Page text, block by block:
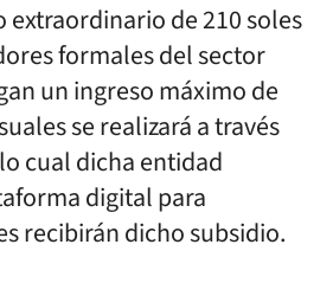
extraordinario de 210 soles
formales del sector
un ingreso máximo de
se realizará a través
cual dicha entidad
digital para
recibirán dicho subsidio.